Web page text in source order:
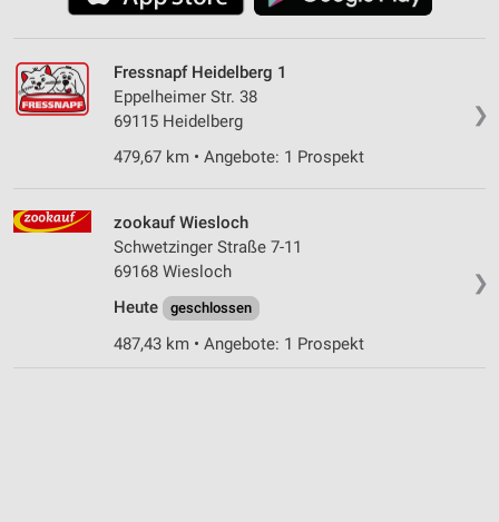
❯
Fressnapf Heidelberg 1
Eppelheimer Str. 38
69115 Heidelberg
479,67 km • Angebote: 1 Prospekt
❯
zookauf Wiesloch
Schwetzinger Straße 7-11
69168 Wiesloch
Heute
geschlossen
487,43 km • Angebote: 1 Prospekt